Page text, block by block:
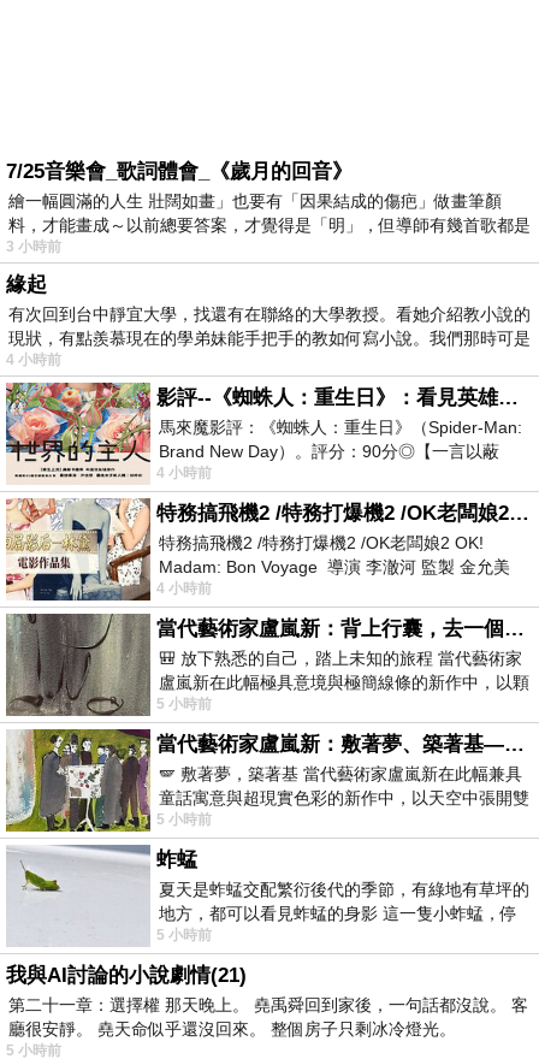
7/25音樂會_歌詞體會_《歲月的回音》
繪一幅圓滿的人生 壯闊如畫」也要有「因果結成的傷疤」做畫筆顏
料，才能畫成～以前總要答案，才覺得是「明」，但導師有幾首歌都是
在教
3 小時前
緣起
有次回到台中靜宜大學，找還有在聯絡的大學教授。看她介紹教小說的
現狀，有點羨慕現在的學弟妹能手把手的教如何寫小說。我們那時可是
4 小時前
影評--《蜘蛛人：重生日》：看見英雄的孤獨與重生
馬來魔影評：《蜘蛛人：重生日》（Spider-Man:
Brand New Day）。評分：90分◎【一言以蔽
之】：一個失去一切的英雄，學會放下孤獨、
4 小時前
特務搞飛機2 /特務打爆機2 /OK老闆娘2 OK! Madam: Bon Voyage
特務搞飛機2 /特務打爆機2 /OK老闆娘2 OK!
Madam: Bon Voyage 導演 李澈河 監製 金允美
劇本 申鉉成 主演 嚴正化 朴誠雄
4 小時前
當代藝術家盧嵐新：背上行囊，去一個沒有人認識你的地方——看風景，也遇見渴望出發的自己
🎒 放下熟悉的自己，踏上未知的旅程 當代藝術家
盧嵐新在此幅極具意境與極簡線條的新作中，以顆
粒感豐富的灰綠粗糙背景，搭配凝練且具
5 小時前
當代藝術家盧嵐新：敷著夢、築著基——讓筆觸成為存在過的證據，將相遇的溫度熔鑄成新的模樣
🪽 敷著夢，築著基 當代藝術家盧嵐新在此幅兼具
童話寓意與超現實色彩的新作中，以天空中張開雙
翼的神聖形象與地面上聚集的人群對話，
5 小時前
蚱蜢
夏天是蚱蜢交配繁衍後代的季節，有綠地有草坪的
地方，都可以看見蚱蜢的身影 這一隻小蚱蜢，停
在車頂上，怎麼樣小心驅趕，都無動
5 小時前
我與AI討論的小說劇情(21)
第二十一章：選擇權 那天晚上。 堯禹舜回到家後，一句話都沒說。 客
廳很安靜。 堯天命似乎還沒回來。 整個房子只剩冰冷燈光。
5 小時前